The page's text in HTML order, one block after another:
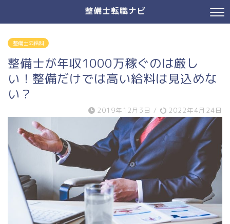
整備士転職ナビ
整備士の給料
整備士が年収1000万稼ぐのは厳し
い！整備だけでは高い給料は見込めな
い？
2019年12月3日 / 2022年4月24日